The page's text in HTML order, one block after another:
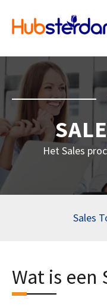
Het Sales
Sales
Wat is een